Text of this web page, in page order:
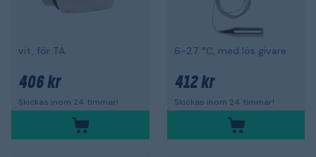
vit, för TA
406 kr
Skickas inom 24 timmar!
6-27 °C, med lös givare
412 kr
Skickas inom 24 timmar!